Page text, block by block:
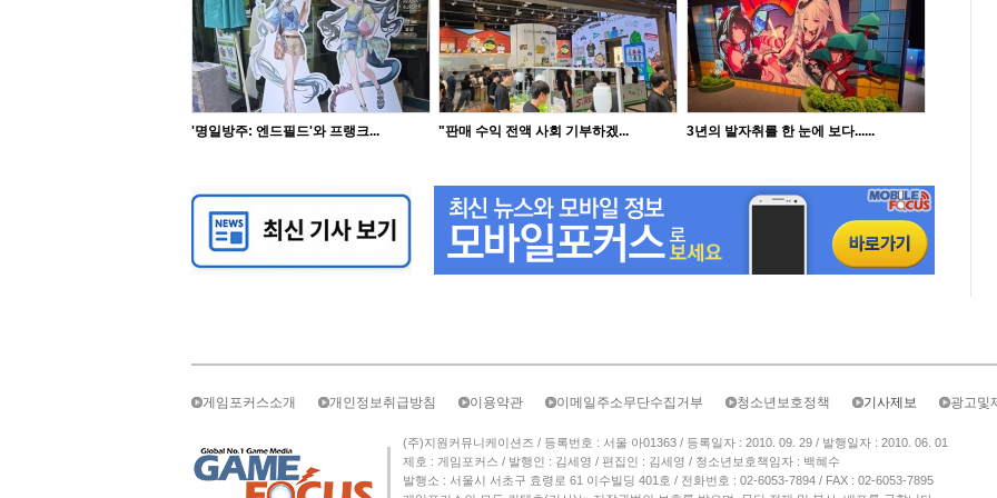
'명일방주: 엔드필드'와 프랭크... "판매 수익 전액 사회 기부하겠... 3년의 발자취를 한 눈에 보다......
게임포커스소개 개인정보취급방침 이용약관 이메일주소무단수집거부 청소년보호정책 기사제보 광고및
(주)지원커뮤니케이션즈 / 등록번호 : 서울 아01363 / 등록일자 : 2010. 09. 29 / 발행일자 : 2010. 06. 01
제호 : 게임포커스 / 발행인 : 김세영 / 편집인 : 김세영 / 청소년보호책임자 : 백혜수
발행소 : 서울시 서초구 효령로 61 이수빌딩 401호 / 전화번호 : 02-6053-7894 / FAX : 02-6053-7895